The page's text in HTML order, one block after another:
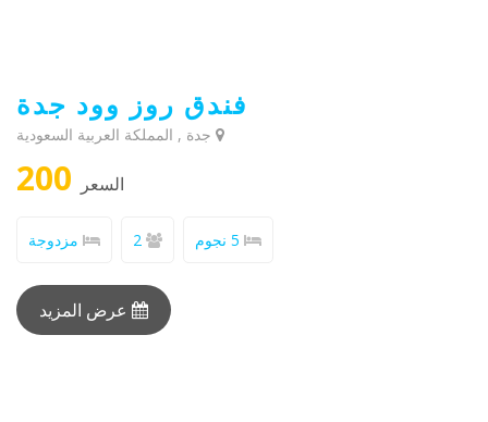
فندق روز وود جدة
جدة , المملكة العربية السعودية
السعر
5 نجوم 2 مزدوجة
عرض المزيد